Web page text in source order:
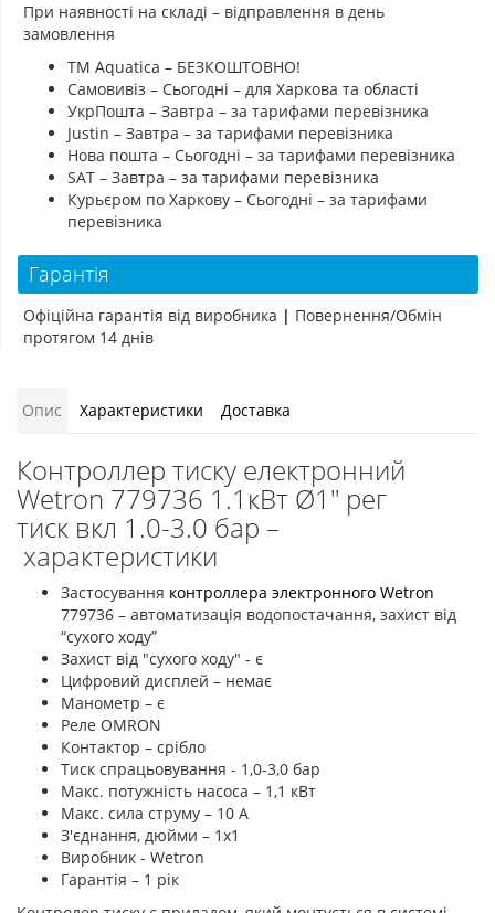
При наявності на складі – відправлення в день
замовлення
ТМ Aquatica – БЕЗКОШТОВНО!
Самовивіз – Сьогодні – для Харкова та області
УкрПошта – Завтра – за тарифами перевізника
Justin – Завтра – за тарифами перевізника
Нова пошта – Сьогодні – за тарифами перевізника
SAT – Завтра – за тарифами перевізника
Курьєром по Харкову – Сьогодні – за тарифами
перевізника
Гарантія
Офіційна гарантія від виробника | Повернення/Обмін
протягом 14 днів
Опис Характеристики Доставка
Контроллер тиску електронний
Wetron 779736 1.1кВт Ø1" рег
тиск вкл 1.0-3.0 бар –
характеристики
Застосування контроллера электронного Wetron
779736 – автоматизація водопостачання, захист від
“сухого ходу”
Захист від "сухого ходу" - є
Цифровий дисплей – немає
Манометр – є
Реле OMRON
Контактор – срібло
Тиск спрацьовування - 1,0-3,0 бар
Макс. потужність насоса – 1,1 кВт
Макс. сила струму – 10 А
З'єднання, дюйми – 1х1
Виробник - Wetron
Гарантія – 1 рік